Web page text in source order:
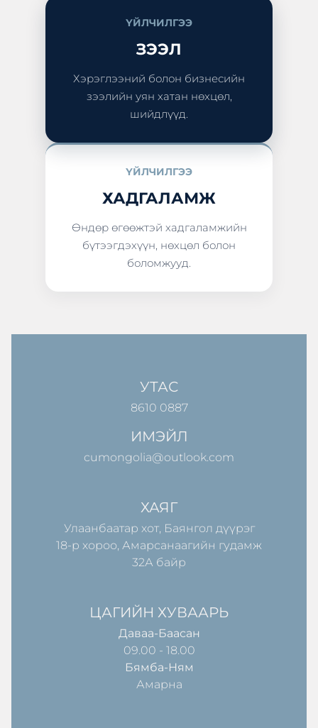
ҮЙЛЧИЛГЭЭ
ЗЭЭЛ
Хэрэглээний болон бизнесийн
зээлийн уян хатан нөхцөл,
шийдлүүд.
ҮЙЛЧИЛГЭЭ
ХАДГАЛАМЖ
Өндөр өгөөжтэй хадгаламжийн
бүтээгдэхүүн, нөхцөл болон
боломжууд.
УТАС
8610 0887
ИМЭЙЛ
cumongolia@outlook.com
ХАЯГ
Улаанбаатар хот, Баянгол дүүрэг
18-р хороо, Амарсанаагийн гудамж
32А байр
ЦАГИЙН ХУВААРЬ
Даваа-Баасан
09.00 - 18.00
Бямба-Ням
Амарна